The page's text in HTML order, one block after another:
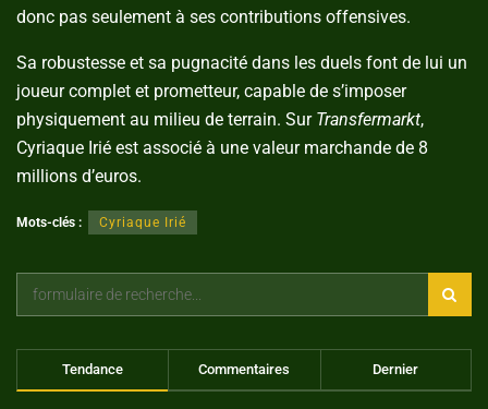
donc pas seulement à ses contributions offensives.
Sa robustesse et sa pugnacité dans les duels font de lui un
joueur complet et prometteur, capable de s’imposer
physiquement au milieu de terrain. Sur Transfermarkt,
Cyriaque Irié est associé à une valeur marchande de 8
millions d’euros.
Mots-clés : Cyriaque Irié
Tendance Commentaires Dernier